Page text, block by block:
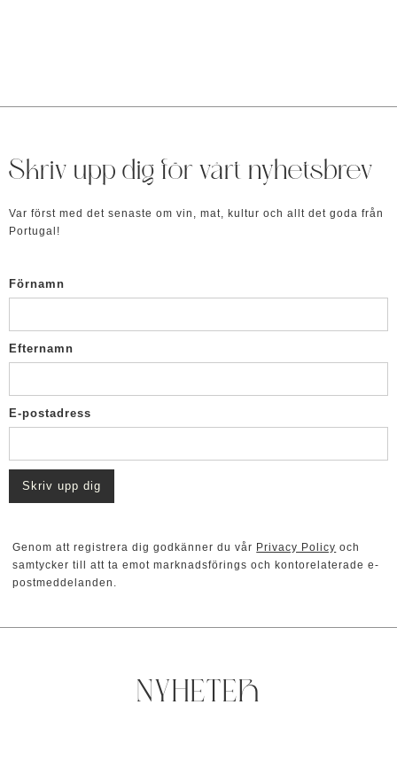
Skriv upp dig för vårt nyhetsbrev
Var först med det senaste om vin, mat, kultur och allt det goda från
Portugal!
Förnamn
Efternamn
E-postadress
Genom att registrera dig godkänner du vår Privacy Policy och
samtycker till att ta emot marknadsförings och kontorelaterade e-
postmeddelanden.
NYHETER